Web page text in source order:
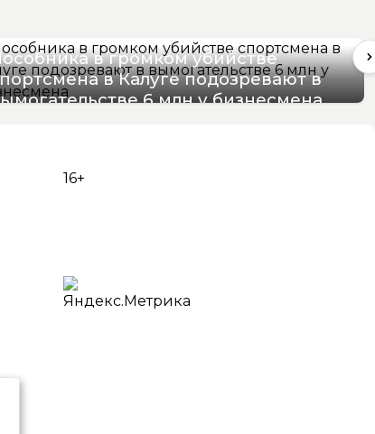
в громком убийстве
в Калуге подозревают в
6 млн у бизнесмена
16+